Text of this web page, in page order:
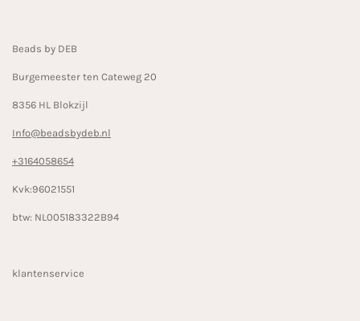
Beads by DEB
Burgemeester ten Cateweg 20
8356 HL Blokzijl
Info@beadsbydeb.nl
+3164058654
Kvk:96021551
btw: NL005183322B94
klantenservice